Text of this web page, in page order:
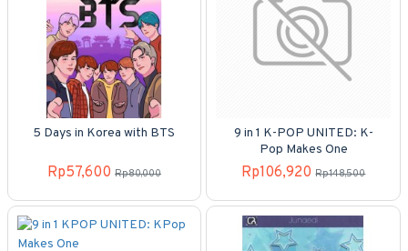
5 Days in Korea with BTS
Rp57,600 Rp80,000
9 in 1 K-POP UNITED: K-
Pop Makes One
Rp106,920 Rp148,500